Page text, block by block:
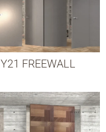
Y21 FREEWALL